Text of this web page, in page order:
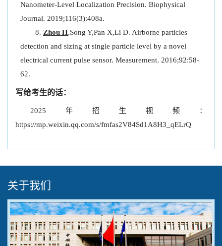
Nanometer-Level Localization Precision. Biophysical
Journal. 2019;116(3):408a.
Zhou H,Song Y,Pan X,Li D. Airborne particles
detection and sizing at single particle level by a novel
electrical current pulse sensor. Measurement. 2016;92:58-
62.
写给考生的话：
2025年招生视频：
https://mp.weixin.qq.com/s/fmfas2V84Sd1A8H3_qELrQ
关于我们